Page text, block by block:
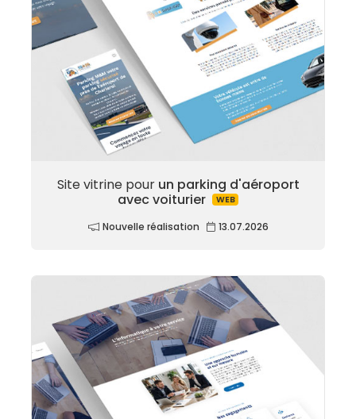
Site vitrine pour un parking d'aéroport
avec voiturier
WEB
Nouvelle réalisation 13.07.2026